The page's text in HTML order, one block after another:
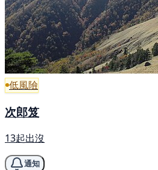
低風險
次郎笈
13起出沒
通知